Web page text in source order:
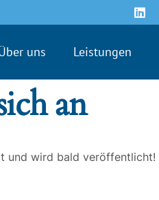
uns Leistungen
an
und wird bald veröffentlicht!